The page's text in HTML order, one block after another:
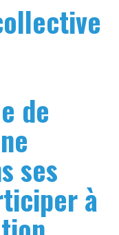
de
ses
à